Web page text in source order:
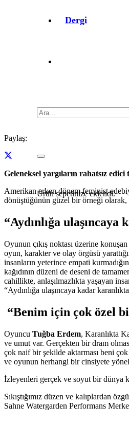
Dergi
Ürünsepetinize eklendi.
Paylaş:
Geleneksel yargıların rahatsız
Amerikan erken dönem feminist
dönüştüğünün güzel bir örneği olarak,
“Aydınlığa
Oyunun çıkış noktası üzerine
oyun, karakter ve olay örgüsü
insanların yeterince empati
kağıdının düzeni de deseni de
cahillikte, anlaşılmazlıkta yaşayan
“Aydınlığa ulaşıncaya kadar
“Benim için çok özel
Oyuncu Tuğba Erdem, Karanlıkta
ve umut var. Gerçekten bir dram
çok naif bir şekilde aktarması beni
ve oyunun herhangi bir cinsiyete
İzleyenleri gerçek ve soyut bir dünya
Sıkıştığımız düzen ve kalıplardan
Sahne Watergarden Performans